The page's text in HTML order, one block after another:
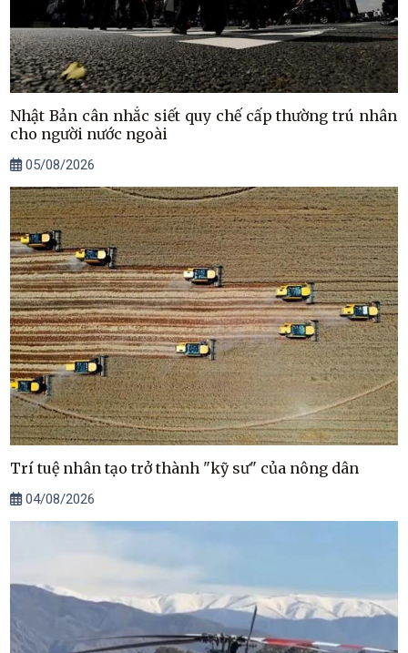
Nhật Bản cân nhắc siết quy chế cấp thường trú nhân
cho người nước ngoài
05/08/2026
Trí tuệ nhân tạo trở thành "kỹ sư" của nông dân
04/08/2026